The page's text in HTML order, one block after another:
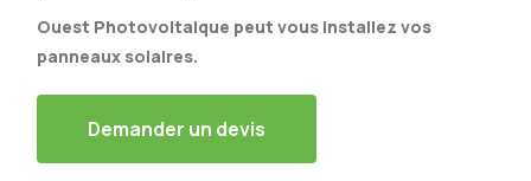
Ouest Photovoltaique peut vous installez vos
panneaux solaires.
Demander un devis